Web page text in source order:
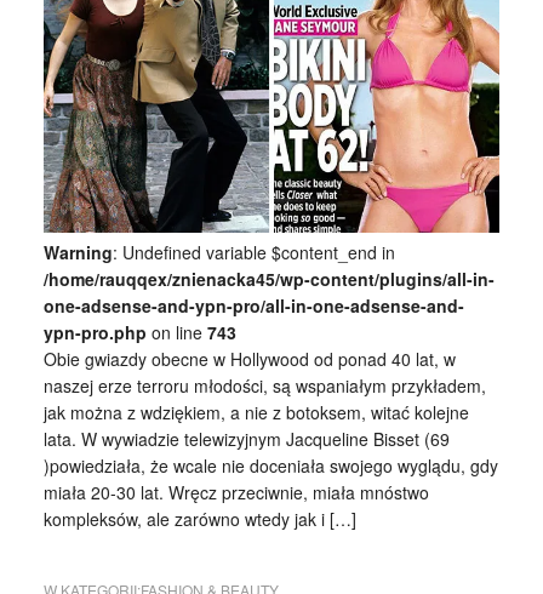
Warning: Undefined variable $content_end in
/home/rauqqex/znienacka45/wp-content/plugins/all-in-
one-adsense-and-ypn-pro/all-in-one-adsense-and-
ypn-pro.php on line 743
Obie gwiazdy obecne w Hollywood od ponad 40 lat, w
naszej erze terroru młodości, są wspaniałym przykładem,
jak można z wdziękiem, a nie z botoksem, witać kolejne
lata. W wywiadzie telewizyjnym Jacqueline Bisset (69
)powiedziała, że wcale nie doceniała swojego wyglądu, gdy
miała 20-30 lat. Wręcz przeciwnie, miała mnóstwo
kompleksów, ale zarówno wtedy jak i […]
W KATEGORII:FASHION & BEAUTY